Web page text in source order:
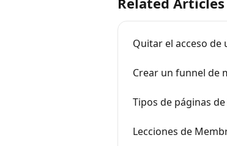
Quitar el acceso de
Crear un funnel de
Tipos de páginas
Lecciones de